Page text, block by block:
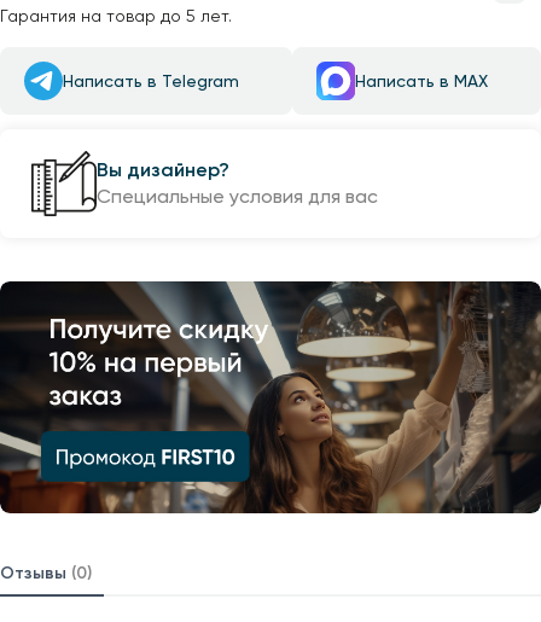
Гарантия на товар до 5 лет.
Написать в Telegram Написать в MAX
Вы дизайнер?
Специальные условия для вас
Отзывы (0)